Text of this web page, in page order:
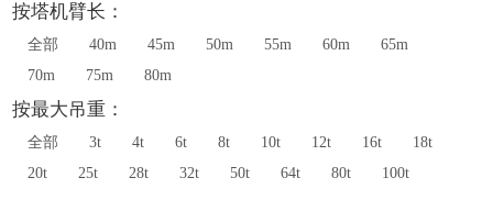
按塔机臂长：
全部 40m 45m 50m 55m 60m
65m
70m
75m 80m
按最大吊重：
全部 3t 4t 6t 8t 10t 12t 16t
18t
20t
25t 28t 32t 50t 64t 80t 100t